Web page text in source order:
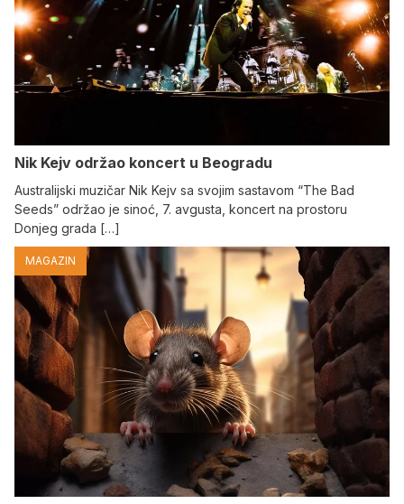
Nik Kejv održao koncert u Beogradu
Australijski muzičar Nik Kejv sa svojim sastavom “The Bad
Seeds” održao je sinoć, 7. avgusta, koncert na prostoru
Donjeg grada […]
MAGAZIN